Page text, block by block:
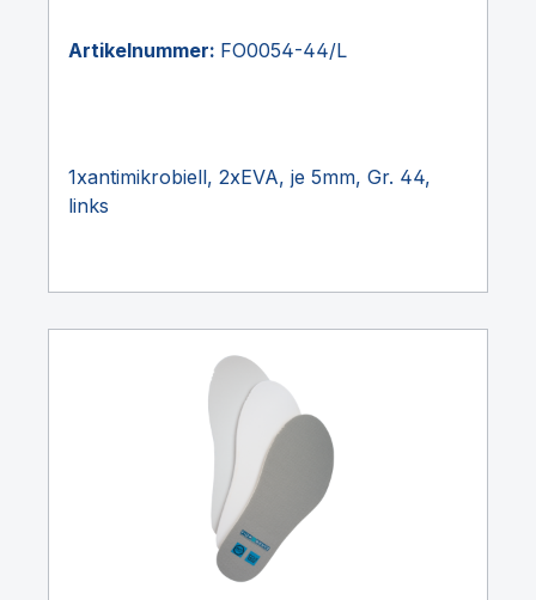
Artikelnummer: FO0054-44/L
1xantimikrobiell, 2xEVA, je 5mm, Gr. 44,
links